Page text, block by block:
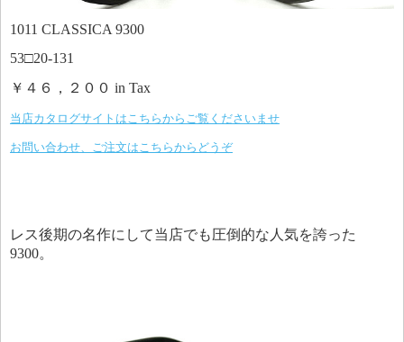
1011 CLASSICA 9300
53□20-131
￥４６，２００ in Tax
当店カタログサイトはこちらからご覧くださいませ
お問い合わせ、ご注文はこちらからどうぞ
レス後期の名作にして当店でも圧倒的な人気を誇った
9300。